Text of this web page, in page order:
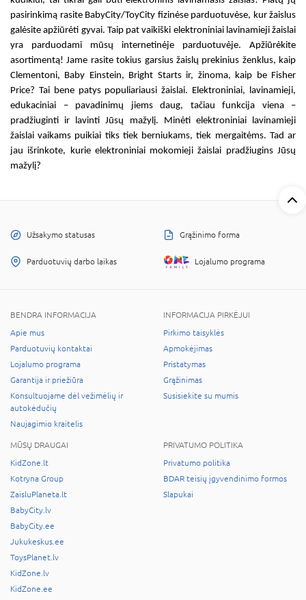
pasirinkimą rasite BabyCity/ToyCity fizinėse parduotuvėse, kur žaislus
galėsite apžiūrėti gyvai. Taip patvaikiški elektroniniai lavinamieji žaislai
yra parduodami mūsų internetinėje parduotuvėje. Apžiūrėkite
asortimentą! Jame rasite tokius garsius žaislų prekinius ženklus, kaip
Clementoni, Baby Einstein, Bright Starts ir, žinoma, kaip be Fisher
Price? Tai bene patys populiariausižaislai. Elektroniniai, lavinamieji,
edukaciniai – pavadinimų jiems daug, tačiau funkcija viena –
pradžiuginti ir lavinti Jūsų mažylį. Minėti elektroniniai lavinamieji
žaislai vaikams puikiai tiks tiek berniukams, tiek mergaitėms. Tad ar
jau išrinkote, kurie elektroniniai mokomieji žaislai pradžiugins Jūsų
mažylį?
Užsakymo statusas Grąžinimo forma
Parduotuvių darbo laikas Lojalumo programa
BENDRA INFORMACIJA
Apie mus
Parduotuvių kontaktai
Lojalumo programa
Garantija ir priežiūra
Konsultuojame dėl vežimėlių ir
autokėdučių
Naujagimio kraitelis
INFORMACIJA PIRKĖJUI
Pirkimo taisyklės
Apmokėjimas
Pristatymas
Grąžinimas
Susisiekite su mumis
MŪSŲ DRAUGAI
KidZone.lt
Kotryna Group
ZaisluPlaneta.lt
BabyCity.lv
BabyCity.ee
Jukukeskus.ee
ToysPlanet.lv
KidZone.lv
KidZone.ee
PRIVATUMO POLITIKA
Privatumo politika
BDAR teisių įgyvendinimo formos
Slapukai